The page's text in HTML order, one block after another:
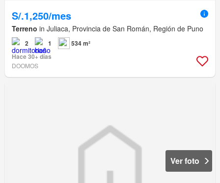
S/.1,250/mes
Terreno in Juliaca, Provincia de San Román, Región de Puno
2 1
534 m²
Hace 30+ días
DOOMOS
Ver foto